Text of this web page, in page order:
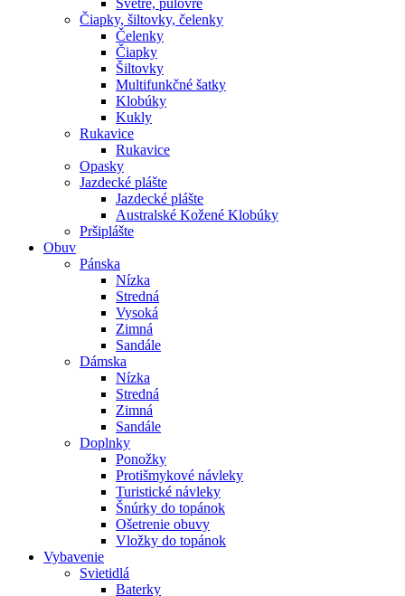
Čiapky, šiltovky, čelenky
Čelenky
Čiapky
Šiltovky
Multifunkčné šatky
Klobúky
Kukly
Rukavice
Rukavice
Opasky
Jazdecké plášte
Jazdecké plášte
Australské Kožené Klobúky
Pršiplášte
Obuv
Pánska
Nízka
Stredná
Vysoká
Zimná
Sandále
Dámska
Nízka
Stredná
Zimná
Sandále
Doplnky
Ponožky
Protišmykové návleky
Turistické návleky
Šnúrky do topánok
Ošetrenie obuvy
Vložky do topánok
Vybavenie
Svietidlá
Baterky